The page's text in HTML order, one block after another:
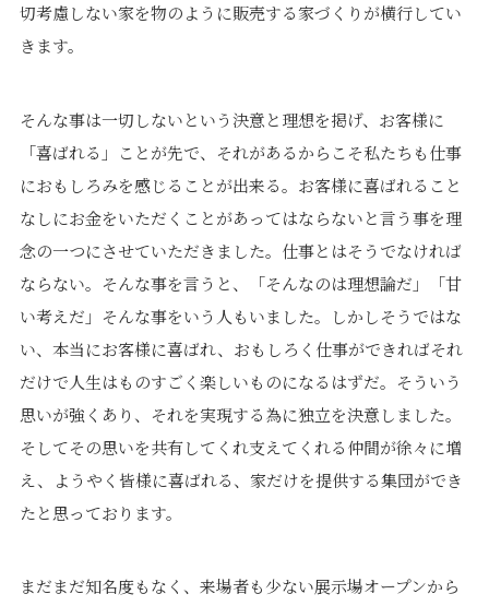
切考慮しない家を物のように販売する家づくりが横行してい
きます。
そんな事は一切しないという決意と理想を掲げ、お客様に
「喜ばれる」ことが先で、それがあるからこそ私たちも仕事
におもしろみを感じることが出来る。お客様に喜ばれること
なしにお金をいただくことがあってはならないと言う事を理
念の一つにさせていただきました。仕事とはそうでなければ
ならない。そんな事を言うと、「そんなのは理想論だ」「甘
い考えだ」そんな事をいう人もいました。しかしそうではな
い、本当にお客様に喜ばれ、おもしろく仕事ができればそれ
だけで人生はものすごく楽しいものになるはずだ。そういう
思いが強くあり、それを実現する為に独立を決意しました。
そしてその思いを共有してくれ支えてくれる仲間が徐々に増
え、ようやく皆様に喜ばれる、家だけを提供する集団ができ
たと思っております。
まだまだ知名度もなく、来場者も少ない展示場オープンから